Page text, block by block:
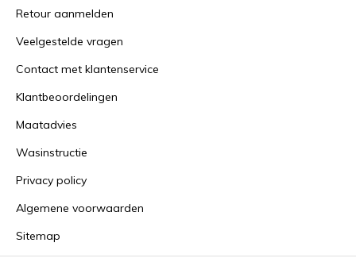
Retour aanmelden
Veelgestelde vragen
Contact met klantenservice
Klantbeoordelingen
Maatadvies
Wasinstructie
Privacy policy
Algemene voorwaarden
Sitemap